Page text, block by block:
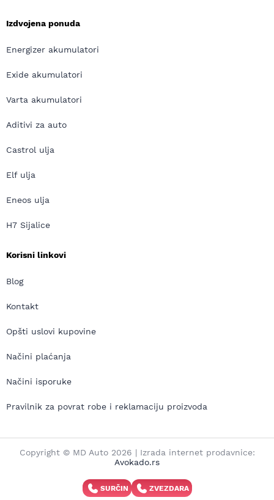
Izdvojena ponuda
Energizer akumulatori
Exide akumulatori
Varta akumulatori
Aditivi za auto
Castrol ulja
Elf ulja
Eneos ulja
H7 Sijalice
Korisni linkovi
Blog
Kontakt
Opšti uslovi kupovine
Načini plaćanja
Načini isporuke
Pravilnik za povrat robe i reklamaciju proizvoda
Copyright © MD Auto 2026 | Izrada internet prodavnice:
Avokado.rs
SURČIN ZVEZDARA